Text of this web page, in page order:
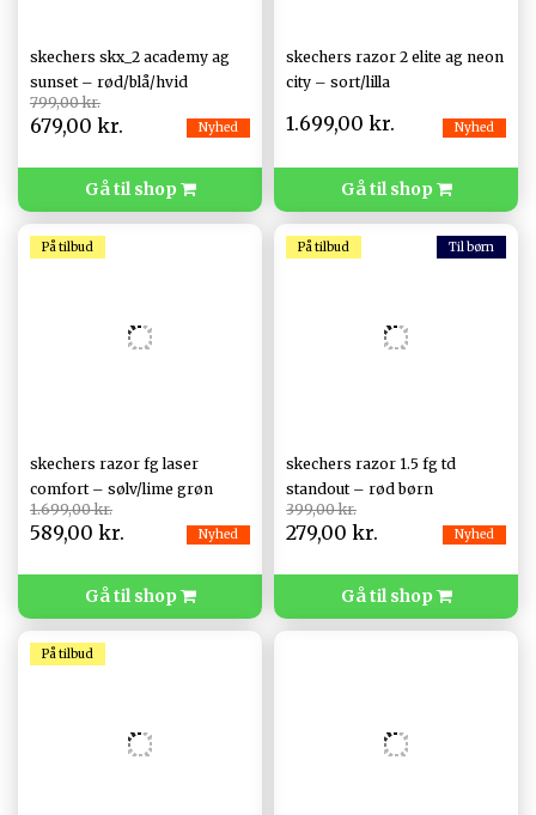
skechers skx_2 academy ag
sunset – rød/blå/hvid
799,00 kr.
679,00 kr. Nyhed
Gå til shop
skechers razor 2 elite ag neon
city – sort/lilla
1.699,00 kr. Nyhed
Gå til shop
På tilbud
skechers razor fg laser
comfort – sølv/lime grøn
1.699,00 kr.
589,00 kr. Nyhed
Gå til shop
På tilbud
skechers razor 1.5 fg td
standout – rød børn
399,00 kr.
279,00 kr. Nyhed
Gå til shop
På tilbud